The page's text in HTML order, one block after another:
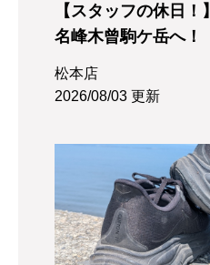
【スタッフの休日
名峰木曾駒ケ岳へ！
松本店
2026/08/03 更新